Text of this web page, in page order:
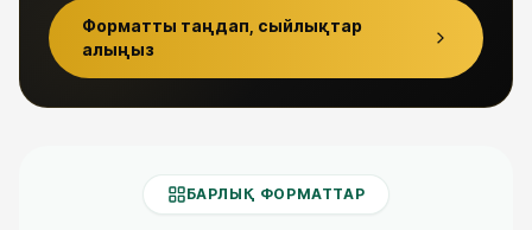
Форматты таңдап, сыйлықтар
алыңыз
БАРЛЫҚ ФОРМАТТАР